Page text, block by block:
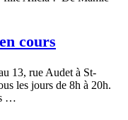
cours
13, rue Audet à St-
les jours de 8h à 20h.
…